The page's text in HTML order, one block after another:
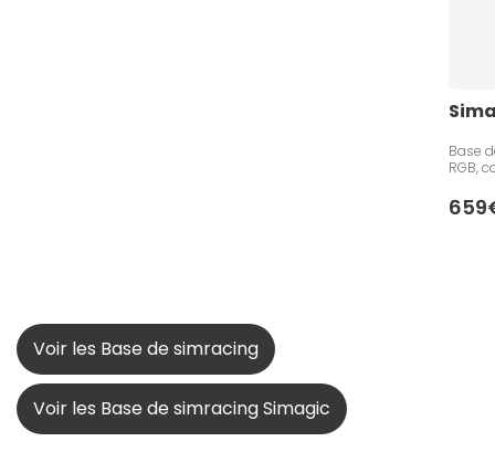
Base
RGB,
Voir les Base de simracing
Voir les Base de simracing Simagic